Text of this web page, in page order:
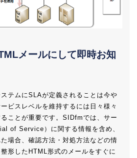
メールにして即時お知
テムにSLAが定義されることは今や
ビスレベルを維持するには日々様々
ことが重要です。SIDfmでは、サー
of Service）に関する情報を含め、
場合、確認方法・対処方法などの情
形したHTML形式のメールをすぐに